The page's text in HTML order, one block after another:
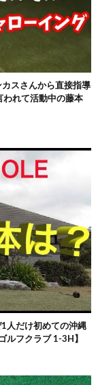
スさんから直接指導
われて活動中の藤本
人だけ初めての沖縄
ルフクラブ 1-3H】